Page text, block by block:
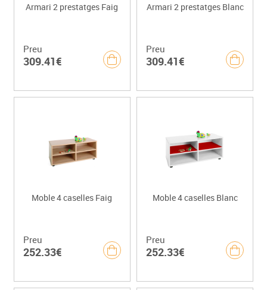
Armari 2 prestatges Faig
Preu
309.41€
Armari 2 prestatges Blanc
Preu
309.41€
Moble 4 caselles Faig
Preu
252.33€
Moble 4 caselles Blanc
Preu
252.33€